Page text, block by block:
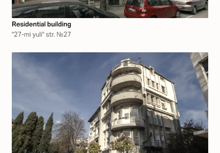
Residential building
"27-mi yuli" str. №27